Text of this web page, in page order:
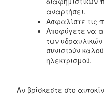
αναρτήσει.
Ασφαλίστε τις
Αποφύγετε να
των
συνιστούν
ηλεκτρισμού.
Αν βρίσκεστε στο